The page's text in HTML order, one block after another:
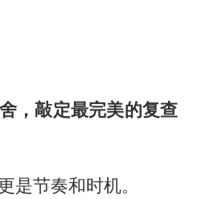
，敲定最完美的复查
是节奏和时机。